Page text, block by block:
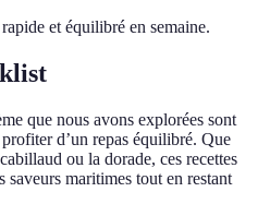
et équilibré en semaine.
que nous avons explorées sont
d’un repas équilibré. Que
ou la dorade, ces recettes
saveurs maritimes tout en restant